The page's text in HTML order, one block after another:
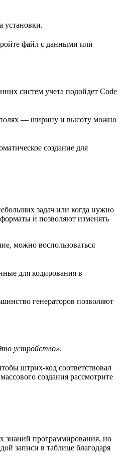
установки.
файл с данными или
систем учета подойдет Code
полях — ширину и высоту можно
создание для
задач или когда нужно
и позволяют изменять
можно воспользоваться
для кодирования в
генераторов позволяют
устройство».
штрих-код соответствовал
создания рассмотрите
знаний программирования, но
записи в таблице благодаря